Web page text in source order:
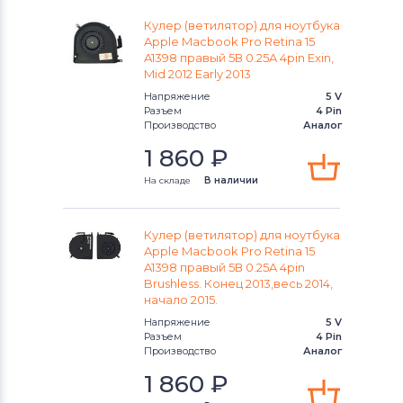
Вентиляторы (кулеры) Gigabyte
Вентиляторы (кулеры)Клавиатуры
Вентиляторы (кулеры)
Вентиляторы (кулеры)Hannspree
Аккумуляторы для радиостанций
Вентиляторы (кулеры)Benq
Вентиляторы (кулеры)Vizio
Вентиляторы (кулеры)
Вентиляторы (кулеры)
Кулер (ветилятор) для ноутбука
Apple Macbook Pro Retina 15
A1398 правый 5В 0.25A 4pin Exin,
Mid 2012 Early 2013
Напряжение
5 V
Разъем
4 Pin
Производство
Аналог
1 860 ₽
На складе В наличии
Кулер (ветилятор) для ноутбука
Apple Macbook Pro Retina 15
A1398 правый 5В 0.25A 4pin
Brushless. Конец 2013,весь 2014,
начало 2015.
Напряжение
5 V
Разъем
4 Pin
Производство
Аналог
1 860 ₽